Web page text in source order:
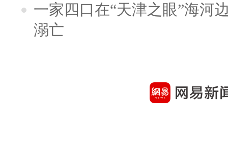
一家四口在“天津之眼”海河
溺亡